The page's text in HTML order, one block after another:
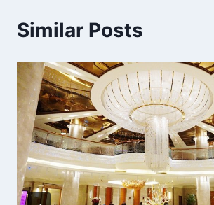
Similar Posts